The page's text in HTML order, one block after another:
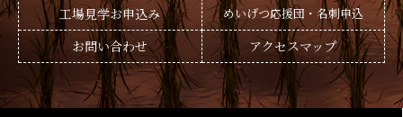
工場見学お申込み めいげつ応援団・名刺申込
お問い合わせ アクセスマップ